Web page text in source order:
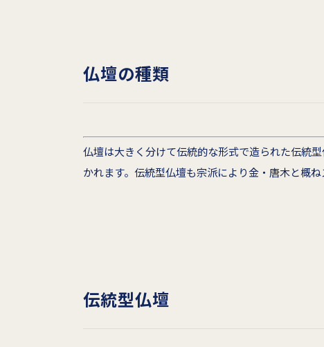
仏壇の種類
仏壇は大きく分けて伝統的な形式で造られた伝統
かれます。伝統型仏壇も宗派により金・唐木と概ね
伝統型仏壇